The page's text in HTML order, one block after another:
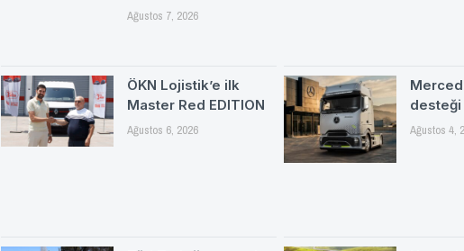
Ağustos 7, 2026
ÖKN Lojistik’e ilk
Master Red EDITION
Ağustos 6, 2026
desteği
Ağustos 4,